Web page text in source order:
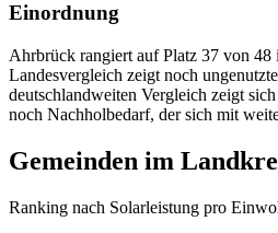
Einordnung
Ahrbrück rangiert auf Platz 37 von
Landesvergleich zeigt noch
deutschlandweiten Vergleich zeigt
noch Nachholbedarf, der sich mit
Gemeinden im
Ranking nach Solarleistung pro